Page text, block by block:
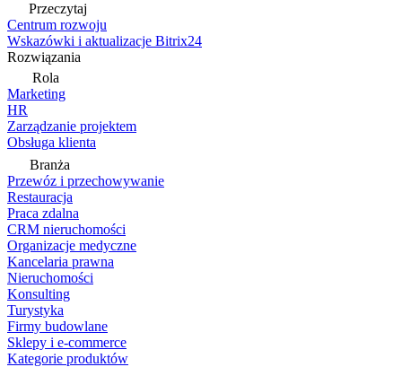
Przeczytaj
Centrum rozwoju
Wskazówki i aktualizacje Bitrix24
Rozwiązania
Rola
Marketing
HR
Zarządzanie projektem
Obsługa klienta
Branża
Przewóz i przechowywanie
Restauracja
Praca zdalna
CRM nieruchomości
Organizacje medyczne
Kancelaria prawna
Nieruchomości
Konsulting
Turystyka
Firmy budowlane
Sklepy i e-commerce
Kategorie produktów